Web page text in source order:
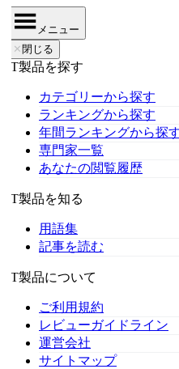
メニュー
閉じる
製品を探す
カテゴリーから探す
ランキングから探す
年間ランキングから探す
専門家一覧
あなたの閲覧履歴
製品を知る
用語集
記事を読む
製品について
ご利用規約
レビューガイドライン
運営会社
サイトマップ